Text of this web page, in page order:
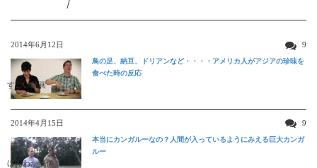
2014年6月12日 9
すごい動画
鳥の足、納豆、ドリアンなど・・・・アメリカ人がアジアの珍味を
食べた時の反応
2014年4月15日 9
ほんわか映像
本当にカンガルーなの？人間が入っているようにみえる巨大カンガ
ルー